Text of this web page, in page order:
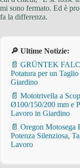
mi sono fermato. Ed è
fa la differenza.
🔎 Ultime Notizie:
📄 GRÜNTEK
Potatura per un
Giardino
📄 Mototrivella a
Ø100/150/200 mm e
Lavoro in Giardino
📄 Oregon Motosega
Potenza Silenziosa,
Lavoro